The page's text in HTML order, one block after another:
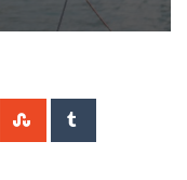
WhatsappStumbleUpon